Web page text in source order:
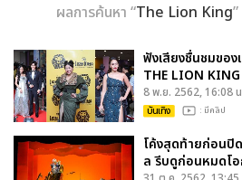
ผลการค้นหา “The Lion King
ฟังเสียงชื่นชมของ
THE LION
8 พ.ย. 2562, 16:08
บันเทิง : มีคลิป
โค้งสุดท้ายก่อนปิ
ล รีบดูก่อนหมดโ